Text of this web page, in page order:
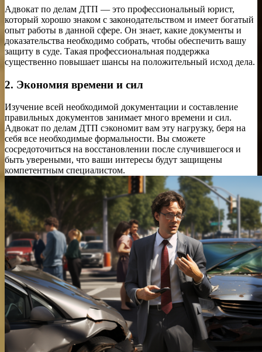
Адвокат по делам ДТП — это профессиональный юрист,
который хорошо знаком с законодательством и имеет богатый
опыт работы в данной сфере. Он знает, какие документы и
доказательства необходимо собрать, чтобы обеспечить вашу
защиту в суде. Такая профессиональная поддержка
существенно повышает шансы на положительный исход дела.
2. Экономия времени и сил
Изучение всей необходимой документации и составление
правильных документов занимает много времени и сил.
Адвокат по делам ДТП сэкономит вам эту нагрузку, беря на
себя все необходимые формальности. Вы сможете
сосредоточиться на восстановлении после случившегося и
быть увереными, что ваши интересы будут защищены
компетентным специалистом.